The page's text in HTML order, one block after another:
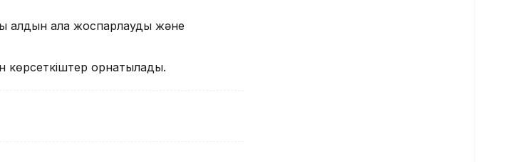
алдын ала жоспарлауды және
көрсеткіштер орнатылады.